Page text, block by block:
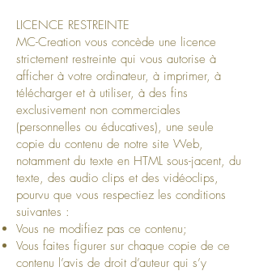
LICENCE RESTREINTE
MC-Creation vous concède une licence
strictement restreinte qui vous autorise à
afficher à votre ordinateur, à imprimer, à
télécharger et à utiliser, à des fins
exclusivement non commerciales
(personnelles ou éducatives), une seule
copie du contenu de notre site Web,
notamment du texte en HTML sous-jacent, du
texte, des audio clips et des vidéoclips,
pourvu que vous respectiez les conditions
suivantes :
Vous ne modifiez pas ce contenu;
Vous faites figurer sur chaque copie de ce
contenu l’avis de droit d’auteur qui s’y